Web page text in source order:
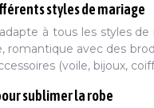
styles de mariage
à tous les styles
romantique avec des
(voile, bijoux,
sublimer la robe